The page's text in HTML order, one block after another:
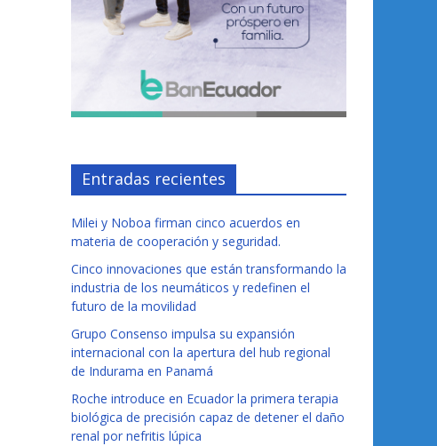
Entradas recientes
Milei y Noboa firman cinco acuerdos en
materia de cooperación y seguridad.
Cinco innovaciones que están transformando la
industria de los neumáticos y redefinen el
futuro de la movilidad
Grupo Consenso impulsa su expansión
internacional con la apertura del hub regional
de Indurama en Panamá
Roche introduce en Ecuador la primera terapia
biológica de precisión capaz de detener el daño
renal por nefritis lúpica